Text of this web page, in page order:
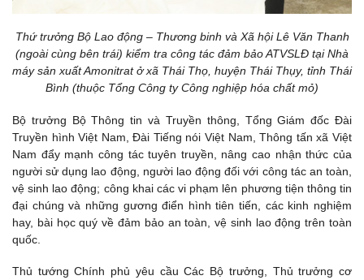
Thứ trưởng Bộ Lao động – Thương binh và Xã hội Lê Văn Thanh
(ngoài cùng bên trái) kiểm tra công tác đảm bảo ATVSLĐ tại Nhà
máy sản xuất Amonitrat ở xã Thái Thọ, huyện Thái Thụy, tỉnh Thái
Bình (thuộc Tổng Công ty Công nghiệp hóa chất mỏ)
Bộ trưởng Bộ Thông tin và Truyền thông, Tổng Giám đốc Đài
Truyền hình Việt Nam, Đài Tiếng nói Việt Nam, Thông tấn xã Việt
Nam đẩy mạnh công tác tuyên truyền, nâng cao nhận thức của
người sử dụng lao động, người lao động đối với công tác an toàn,
vệ sinh lao động; công khai các vi phạm lên phương tiện thông tin
đại chúng và những gương điển hình tiên tiến, các kinh nghiệm
hay, bài học quý về đảm bảo an toàn, vệ sinh lao động trên toàn
quốc.
Thủ tướng Chính phủ yêu cầu Các Bộ trưởng, Thủ trưởng cơ